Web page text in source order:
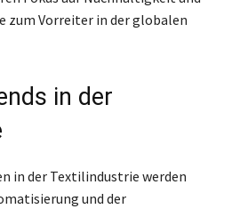
zum Vorreiter in der globalen
in der
in der Textilindustrie werden
und der